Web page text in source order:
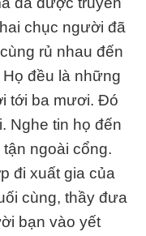
chục người đã
rủ nhau đến
đều là những
tới ba mươi. Đó
Nghe tin họ đến
ngoài cổng.
đi xuất gia của
cùng, thầy đưa
bạn vào yết